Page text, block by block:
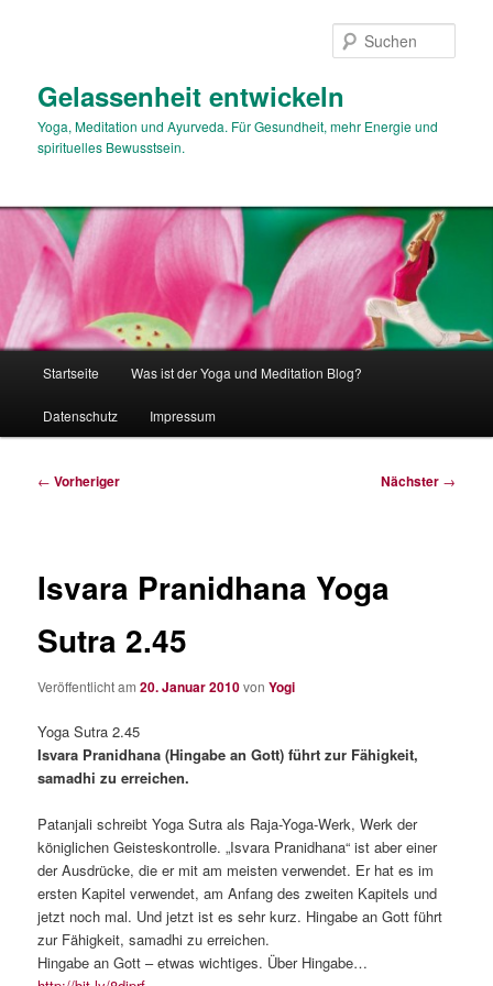
Gelassenheit entwickeln
Yoga, Meditation und Ayurveda. Für Gesundheit, mehr Energie und
spirituelles Bewusstsein.
Startseite Was ist der Yoga und Meditation Blog?
Datenschutz Impressum
Beitragsnavigation
← Vorheriger Nächster →
Isvara Pranidhana Yoga
Sutra 2.45
Veröffentlicht am20. Januar 2010vonYogi
Yoga Sutra 2.45
Isvara Pranidhana (Hingabe an Gott) führt zur Fähigkeit,
samadhi zu erreichen.
Patanjali schreibt Yoga Sutra als Raja-Yoga-Werk, Werk der
königlichen Geisteskontrolle. „Isvara Pranidhana“ ist aber einer
der Ausdrücke, die er mit am meisten verwendet. Er hat es im
ersten Kapitel verwendet, am Anfang des zweiten Kapitels und
jetzt noch mal. Und jetzt ist es sehr kurz. Hingabe an Gott führt
zur Fähigkeit, samadhi zu erreichen.
Hingabe an Gott – etwas wichtiges. Über Hingabe…